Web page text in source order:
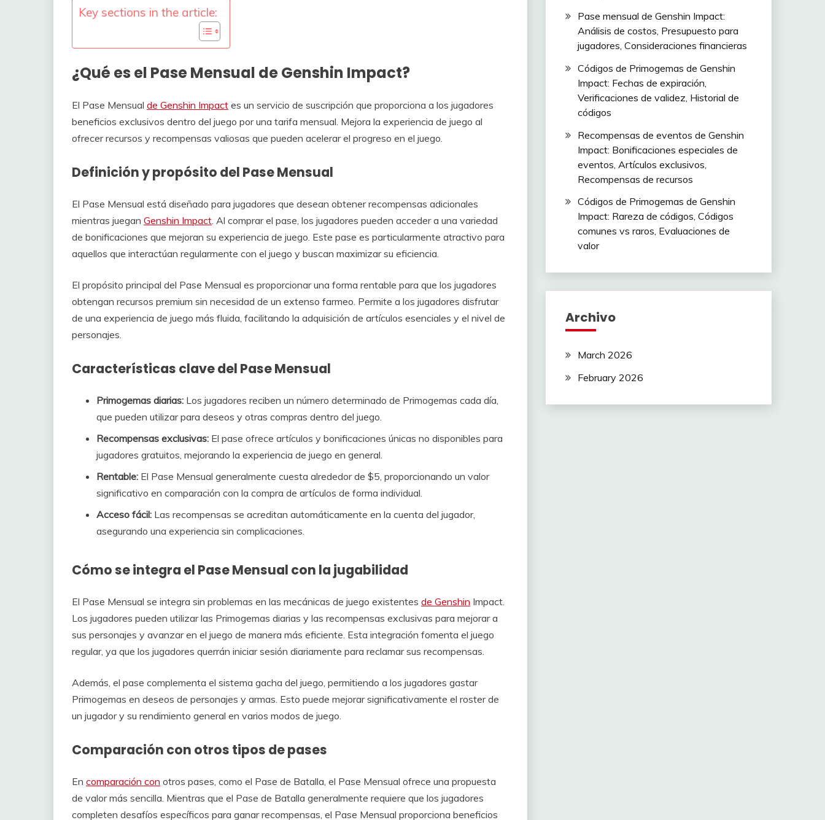
Key sections in the article:
¿Qué es el Pase Mensual de Genshin Impact?
El Pase Mensual de Genshin Impact es un servicio de suscripción que proporciona a los jugadores
beneficios exclusivos dentro del juego por una tarifa mensual. Mejora la experiencia de juego al
ofrecer recursos y recompensas valiosas que pueden acelerar el progreso en el juego.
Definición y propósito del Pase Mensual
El Pase Mensual está diseñado para jugadores que desean obtener recompensas adicionales
mientras juegan Genshin Impact. Al comprar el pase, los jugadores pueden acceder a una variedad
de bonificaciones que mejoran su experiencia de juego. Este pase es particularmente atractivo para
aquellos que interactúan regularmente con el juego y buscan maximizar su eficiencia.
El propósito principal del Pase Mensual es proporcionar una forma rentable para que los jugadores
obtengan recursos premium sin necesidad de un extenso farmeo. Permite a los jugadores disfrutar
de una experiencia de juego más fluida, facilitando la adquisición de artículos esenciales y el nivel de
personajes.
Características clave del Pase Mensual
Primogemas diarias: Los jugadores reciben un número determinado de Primogemas cada día,
que pueden utilizar para deseos y otras compras dentro del juego.
Recompensas exclusivas: El pase ofrece artículos y bonificaciones únicas no disponibles para
jugadores gratuitos, mejorando la experiencia de juego en general.
Rentable: El Pase Mensual generalmente cuesta alrededor de $5, proporcionando un valor
significativo en comparación con la compra de artículos de forma individual.
Acceso fácil: Las recompensas se acreditan automáticamente en la cuenta del jugador,
asegurando una experiencia sin complicaciones.
Cómo se integra el Pase Mensual con la jugabilidad
El Pase Mensual se integra sin problemas en las mecánicas de juego existentes de Genshin Impact.
Los jugadores pueden utilizar las Primogemas diarias y las recompensas exclusivas para mejorar a
sus personajes y avanzar en el juego de manera más eficiente. Esta integración fomenta el juego
regular, ya que los jugadores querrán iniciar sesión diariamente para reclamar sus recompensas.
Además, el pase complementa el sistema gacha del juego, permitiendo a los jugadores gastar
Primogemas en deseos de personajes y armas. Esto puede mejorar significativamente el roster de
un jugador y su rendimiento general en varios modos de juego.
Comparación con otros tipos de pases
En comparación con otros pases, como el Pase de Batalla, el Pase Mensual ofrece una propuesta
de valor más sencilla. Mientras que el Pase de Batalla generalmente requiere que los jugadores
completen desafíos específicos para ganar recompensas, el Pase Mensual proporciona beneficios
Pase mensual de Genshin Impact:
Análisis de costos, Presupuesto para
jugadores, Consideraciones financieras
Códigos de Primogemas de Genshin
Impact: Fechas de expiración,
Verificaciones de validez, Historial de
códigos
Recompensas de eventos de Genshin
Impact: Bonificaciones especiales de
eventos, Artículos exclusivos,
Recompensas de recursos
Códigos de Primogemas de Genshin
Impact: Rareza de códigos, Códigos
comunes vs raros, Evaluaciones de
valor
Archivo
March 2026
February 2026